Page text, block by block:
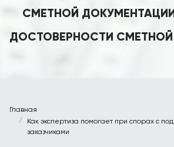
СМЕТНОЙ
ДОСТОВЕРНОСТИ
Главная
Как экспертиза помогает при спорах с
заказчиками